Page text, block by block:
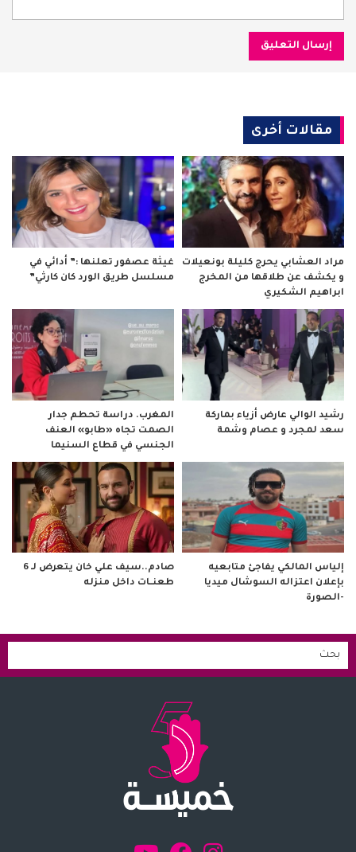
مقالات أخرى
مراد العشابي يحرج كليلة بونعيلات
و يكشف عن طلاقها من المخرج
ابراهيم الشكيري
غيثة عصفور تعلنها :” أدائي في
مسلسل طريق الورد كان كارثي”
رشيد الوالي عارض أزياء بماركة
سعد لمجرد و عصام وشمة
المغرب. دراسة تحطم جدار
الصمت تجاه «طابو» العنف
الجنسي في قطاع السنيما
إلياس المالكي يفاجئ متابعيه
بإعلان اعتزاله السوشال ميديا
-الصورة
صادم..سيف علي خان يتعرض لـ 6
طعنــات داخل منزله